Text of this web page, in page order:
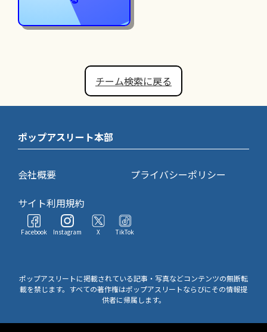
チーム検索に戻る
ポップアスリート本部
会社概要
プライバシーポリシー
サイト利用規約
Facebook Instagram X TikTok
ポップアスリートに掲載されている記事・写真などコンテンツの無断転
載を禁じます。すべての著作権はポップアスリートならびにその情報提
供者に帰属します。